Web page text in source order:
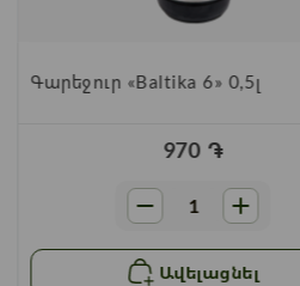
Գարեջուր «Baltika 6» 0,5լ
970 ֏
Ավելացնել